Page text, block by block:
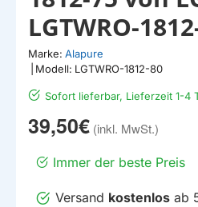
Sofort lieferbar, Lieferzeit 1-4
LGTWRO-
Marke: Alapure
Modell: LGTWRO-1812-80
39,50€
Immer der beste Preis
Versand kostenlos ab